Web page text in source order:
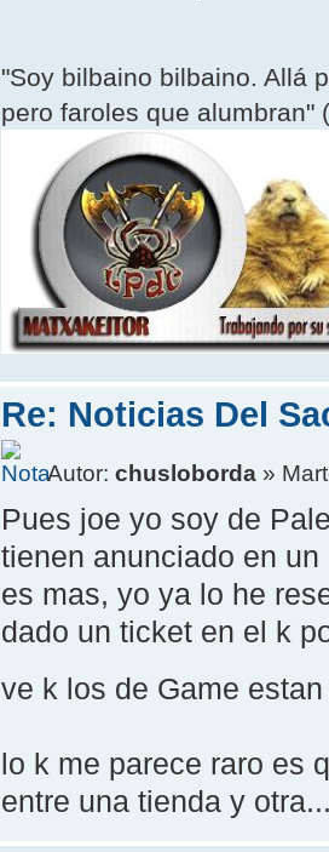
"Soy bilbaino bilbaino. Allá
pero faroles que alumbran"
Re: Noticias Del
Autor:chusloborda »
Pues joe yo soy de
tienen anunciado en
es mas, yo ya lo he
dado un ticket en el k
ve k los de Game
lo k me parece raro es
entre una tienda y